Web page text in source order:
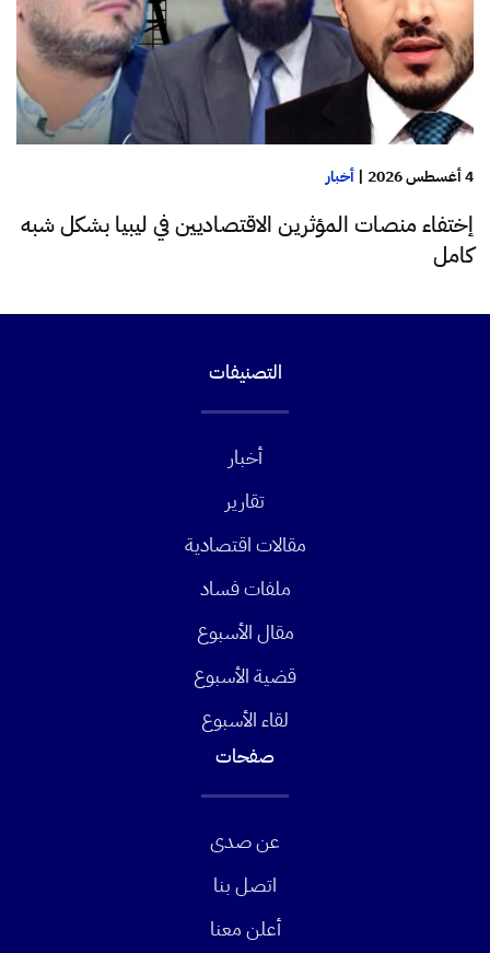
4 أغسطس 2026 | أخبار
إختفاء منصات المؤثرين الاقتصاديين في ليبيا بشكل شبه
كامل
التصنيفات
أخبار
تقارير
مقالات اقتصادية
ملفات فساد
مقال الأسبوع
قضية الأسبوع
لقاء الأسبوع
صفحات
عن صدى
اتصل بنا
أعلن معنا